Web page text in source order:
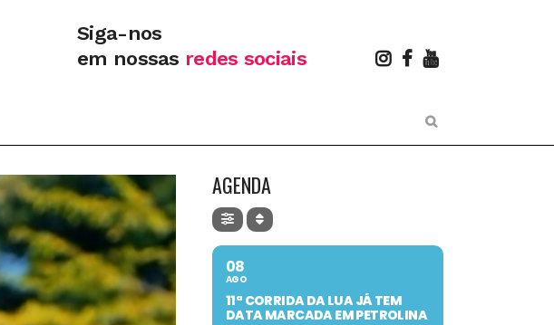
Siga-nos
em nossas redes sociais
AGENDA
08
AGO
11ª CORRIDA DA LUA JÁ TEM
DATA MARCADA EM PETROLINA